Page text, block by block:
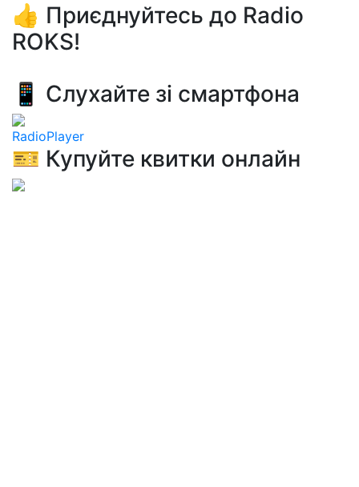
👍 Приєднуйтесь до Radio
ROKS!
📱 Слухайте зі смартфона
RadioPlayer
🎫 Купуйте квитки онлайн